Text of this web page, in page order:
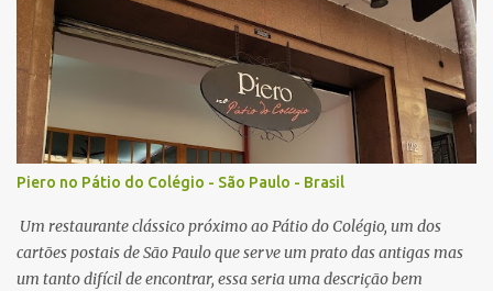
pontos negativos que irei comentar a seguir. A primeira porção
pedida foi de polvo e " risoto ". O polvo estava bom, um pouco
mole demais mas fresco na medida do possível em um restaurante
localizado em São Paulo. O arroz estava bom, alias ambos pratos
tem o tomate como base, nada surpreendente quanto a sabor, o
aspecto visual dos pratos me surpreendeu mais do que o gosto em
si. Nota: 8/10 O prato com cordeiro foi outro prato pedido, que
vem coberto com um tipo de molho, prato também bom mas bem
simples no gosto, acompanhado de arroz e batata. Nota: 7/10 O
grande motivo para eu vol...
Piero no Pátio do Colégio - São Paulo - Brasil
Um restaurante clássico próximo ao Pátio do Colégio, um dos
cartões postais de São Paulo que serve um prato das antigas mas
um tanto difícil de encontrar, essa seria uma descrição bem